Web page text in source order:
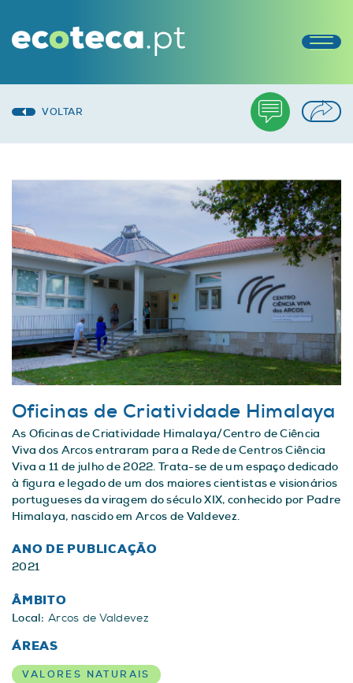
VOLTAR
Oficinas de Criatividade Himalaya
As Oficinas de Criatividade Himalaya/Centro de Ciência
Viva dos Arcos entraram para a Rede de Centros Ciência
Viva a 11 de julho de 2022. Trata-se de um espaço dedicado
à figura e legado de um dos maiores cientistas e visionários
portugueses da viragem do século XIX, conhecido por Padre
Himalaya, nascido em Arcos de Valdevez.
ANO DE PUBLICAÇÃO
2021
ÂMBITO
Local: Arcos de Valdevez
ÁREAS
VALORES NATURAIS